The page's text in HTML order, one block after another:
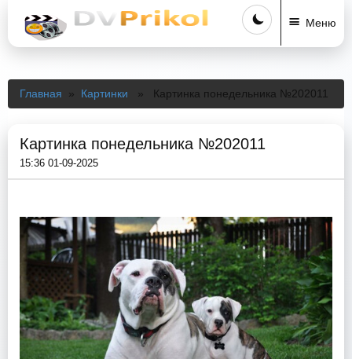
Меню
Главная » Картинки » Картинка понедельника №202011
Картинка понедельника №202011
15:36 01-09-2025